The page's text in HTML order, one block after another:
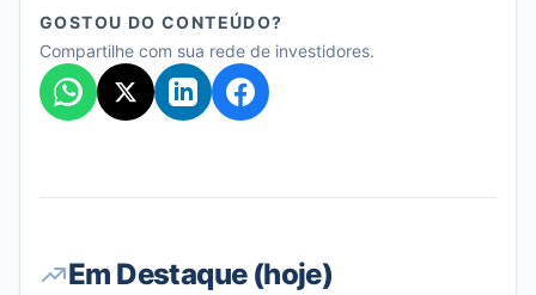
GOSTOU DO CONTEÚDO?
Compartilhe com sua rede de investidores.
Em Destaque (hoje)